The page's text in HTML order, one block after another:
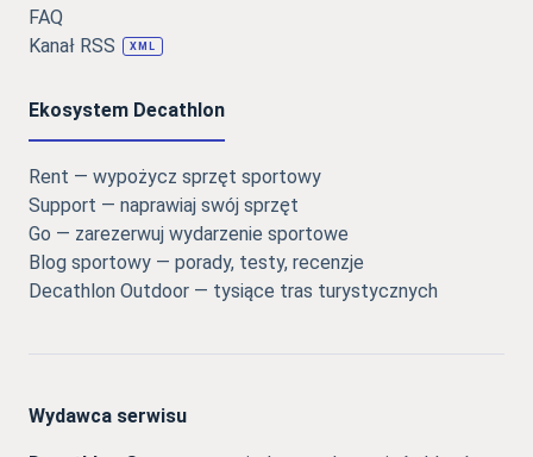
FAQ
Kanał RSS
XML
Ekosystem Decathlon
Rent — wypożycz sprzęt sportowy
Support — naprawiaj swój sprzęt
Go — zarezerwuj wydarzenie sportowe
Blog sportowy — porady, testy, recenzje
Decathlon Outdoor — tysiące tras turystycznych
Wydawca serwisu